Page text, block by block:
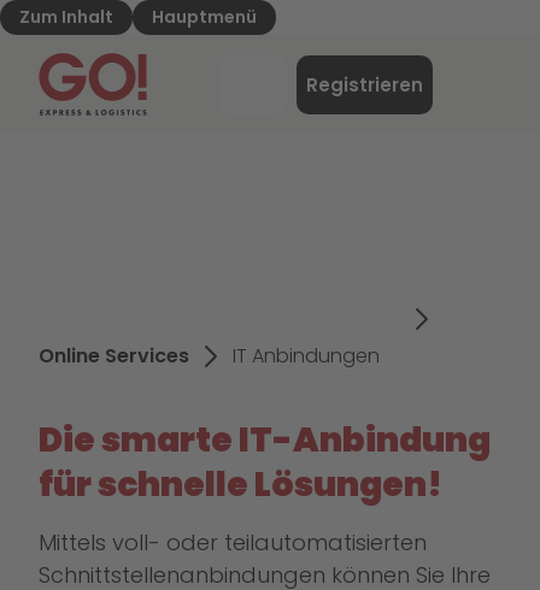
Zum Inhalt Hauptmenü
GO! Express & Logistics - Zur Starteite
Registrieren
Online Services IT Anbindungen
Die smarte IT-Anbindung
für schnelle Lösungen!
Mittels voll- oder teilautomatisierten
Schnittstellenanbindungen können Sie Ihre